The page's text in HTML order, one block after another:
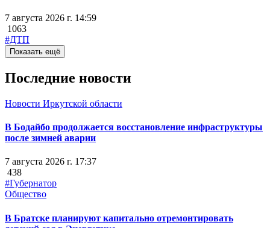
7 августа 2026 г. 14:59
1063
#ДТП
Показать ещё
Последние новости
Новости Иркутской области
В Бодайбо продолжается восстановление инфраструктуры
после зимней аварии
7 августа 2026 г. 17:37
438
#Губернатор
Общество
В Братске планируют капитально отремонтировать